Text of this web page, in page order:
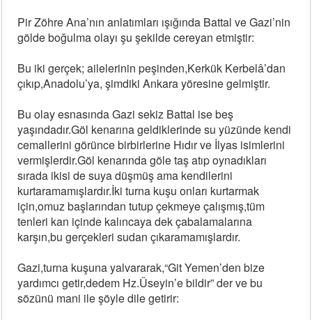
Pir Zöhre Ana’nın anlatımları ışığında Battal ve Gazi’nin
gölde boğulma olayı şu şekilde cereyan etmiştir:
Bu iki gerçek; ailelerinin peşinden,Kerkük Kerbelâ’dan
çıkıp,Anadolu’ya, şimdiki Ankara yöresine gelmiştir.
Bu olay esnasında Gazi sekiz Battal ise beş
yaşındadır.Göl kenarına geldiklerinde su yüzünde kendi
cemallerini görünce birbirlerine Hıdır ve İlyas isimlerini
vermişlerdir.Göl kenarında göle taş atıp oynadıkları
sırada ikisi de suya düşmüş ama kendilerini
kurtaramamışlardır.İki turna kuşu onları kurtarmak
için,omuz başlarından tutup çekmeye çalışmış,tüm
tenleri kan içinde kalıncaya dek çabalamalarına
karşın,bu gerçekleri sudan çıkaramamışlardır.
Gazi,turna kuşuna yalvararak,“Git Yemen’den bize
yardımcı getir,dedem Hz.Üseyin’e bildir” der ve bu
sözünü mani ile şöyle dile getirir: